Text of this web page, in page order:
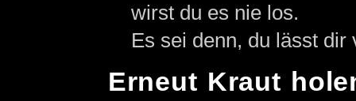
wirst du es nie los.
Es sei denn, du lässt
Erneut Kraut